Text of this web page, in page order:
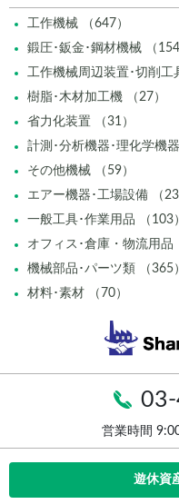
営業時間
遊休資
工作機械 （647）
鍛圧･鈑金･鋼材機械 （154
工作機械周辺装置･切削工
樹脂･木材加工機 （27）
省力化装置 （31）
計測･分析機器･理化学機器
その他機械 （59）
エアー機器･工場設備 （
一般工具･作業用品 （103）
オフィス･倉庫・物流用品
機械部品･パーツ類 （365）
材料･素材 （70）